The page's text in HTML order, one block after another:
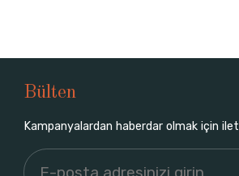
Bülten
Kampanyalardan haberdar olmak için